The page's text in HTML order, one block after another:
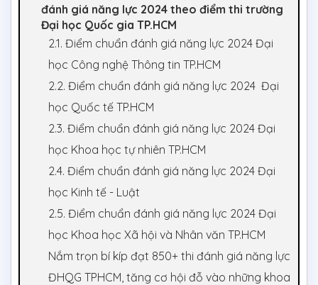
đánh giá năng lực 2024 theo điểm thi trường
Đại học Quốc gia TP.HCM
2.1. Điểm chuẩn đánh giá năng lực 2024 Đại
học Công nghệ Thông tin TP.HCM
2.2. Điểm chuẩn đánh giá năng lực 2024 Đại
học Quốc tế TP.HCM
2.3. Điểm chuẩn đánh giá năng lực 2024 Đại
học Khoa học tự nhiên TP.HCM
2.4. Điểm chuẩn đánh giá năng lực 2024 Đại
học Kinh tế - Luật
2.5. Điểm chuẩn đánh giá năng lực 2024 Đại
học Khoa học Xã hội và Nhân văn TP.HCM
Nắm trọn bí kíp đạt 850+ thi đánh giá năng lực
ĐHQG TPHCM, tăng cơ hội đỗ vào những khoa